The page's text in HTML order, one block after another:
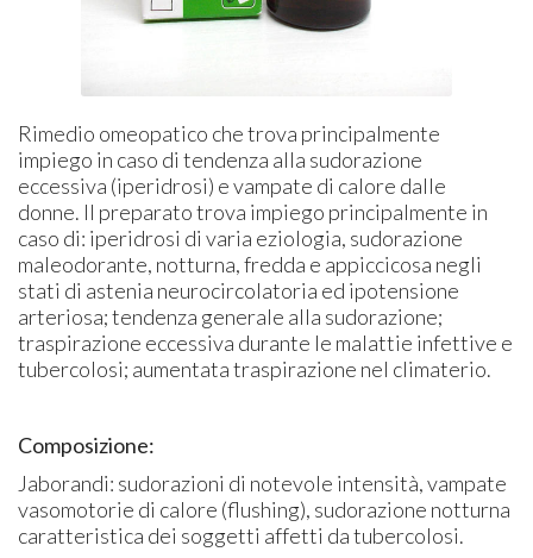
Rimedio omeopatico che trova principalmente
impiego in caso di tendenza alla sudorazione
eccessiva (iperidrosi) e vampate di calore dalle
donne. Il preparato trova impiego principalmente in
caso di: iperidrosi di varia eziologia, sudorazione
maleodorante, notturna, fredda e appiccicosa negli
stati di astenia neurocircolatoria ed ipotensione
arteriosa; tendenza generale alla sudorazione;
traspirazione eccessiva durante le malattie infettive e
tubercolosi; aumentata traspirazione nel climaterio.
Composizione:
Jaborandi: sudorazioni di notevole intensità, vampate
vasomotorie di calore (flushing), sudorazione notturna
caratteristica dei soggetti affetti da tubercolosi.